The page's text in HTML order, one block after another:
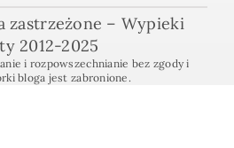
zastrzeżone – Wypieki
2012-2025
i rozpowszechnianie bez zgody i
bloga jest zabronione.